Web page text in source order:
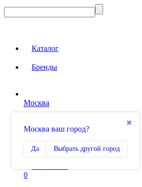
Каталог
Бренды
Москва
✖
Москва ваш город?
Да Выбрать другой город
Сравнение
0